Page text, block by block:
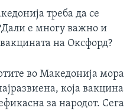
треба да се
е многу важно и
на Оксфорд?
во Македонија мора
која вакцина
за народот. Сега